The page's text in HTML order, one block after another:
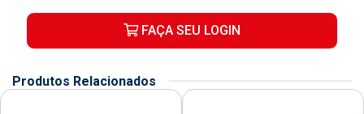
FAÇA SEU LOGIN
Produtos Relacionados